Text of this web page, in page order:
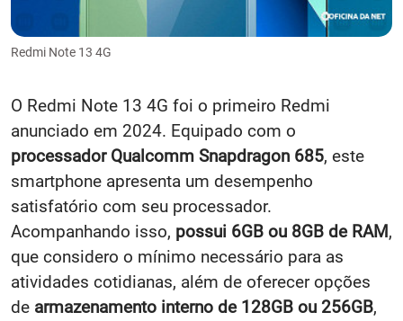
Redmi Note 13 4G
O Redmi Note 13 4G foi o primeiro Redmi
anunciado em 2024. Equipado com o
processador Qualcomm Snapdragon 685, este
smartphone apresenta um desempenho
satisfatório com seu processador.
Acompanhando isso, possui 6GB ou 8GB de RAM,
que considero o mínimo necessário para as
atividades cotidianas, além de oferecer opções
de armazenamento interno de 128GB ou 256GB,